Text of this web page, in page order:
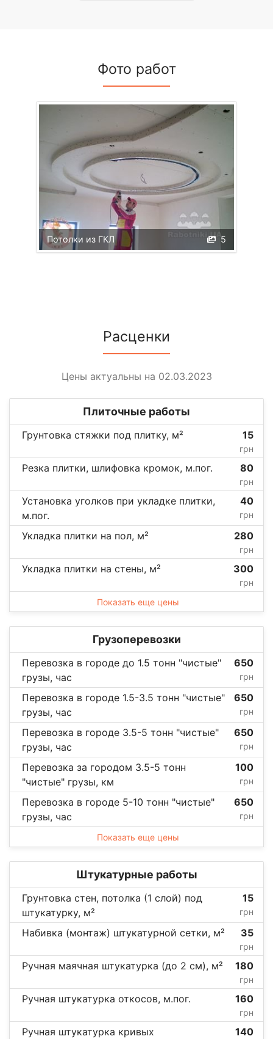
Фото работ
5
Потолки из ГКЛ
Расценки
Цены актуальны на 02.03.2023
Плиточные работы
Грунтовка стяжки под плитку, м² 15
грн
Резка плитки, шлифовка кромок, м.пог. 80
грн
Установка уголков при укладке плитки,
м.пог.
40
грн
Укладка плитки на пол, м² 280
грн
Укладка плитки на стены, м² 300
грн
Показать еще цены
Грузоперевозки
Перевозка в городе до 1.5 тонн "чистые"
грузы, час
650
грн
Перевозка в городе 1.5-3.5 тонн "чистые"
грузы, час
650
грн
Перевозка в городе 3.5-5 тонн "чистые"
грузы, час
650
грн
Перевозка за городом 3.5-5 тонн
"чистые" грузы, км
100
грн
Перевозка в городе 5-10 тонн "чистые"
грузы, час
650
грн
Показать еще цены
Штукатурные работы
Грунтовка стен, потолка (1 слой) под
штукатурку, м²
15
грн
Набивка (монтаж) штукатурной сетки, м² 35
грн
Ручная маячная штукатурка (до 2 см), м² 180
грн
Ручная штукатурка откосов, м.пог. 160
грн
Ручная штукатурка кривых
140